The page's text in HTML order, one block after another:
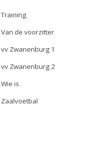
Training
Van de voorzitter
vv Zwanenburg 1
vv Zwanenburg 2
Wie is
Zaalvoetbal